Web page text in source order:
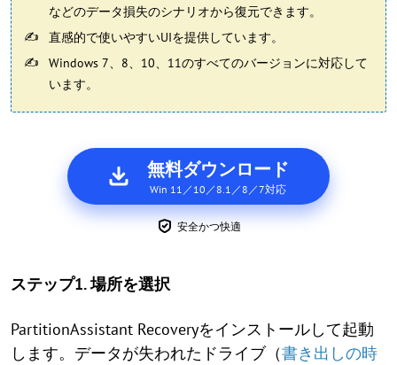
などのデータ損失のシナリオから復元できます。
直感的で使いやすいUIを提供しています。
Windows 7、8、10、11のすべてのバージョンに対応して
います。
無料ダウンロード
Win 11／10／8.1／8／7対応
安全かつ快適
ステップ1. 場所を選択
PartitionAssistant Recoveryをインストールして起動
します。データが失われたドライブ（書き出しの時